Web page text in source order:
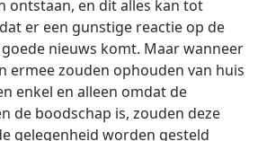
ontstaan, en dit alles kan tot
er een gunstige reactie op de
nieuws komt. Maar wanneer
ermee zouden ophouden van huis
enkel en alleen omdat de
de boodschap is, zouden deze
gelegenheid worden gesteld